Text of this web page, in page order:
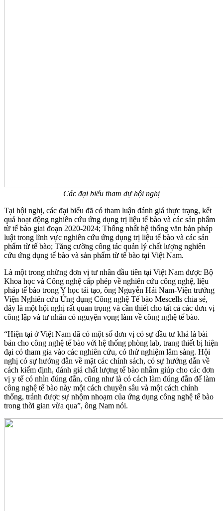
Các đại biểu tham dự hội nghị
Tại hội nghị, các đại biểu đã có tham luận đánh giá thực trạng, kết
quả hoạt động nghiên cứu ứng dụng trị liệu tế bào và các sản phẩm
từ tế bào giai đoạn 2020-2024; Thống nhất hệ thống văn bản pháp
luật trong lĩnh vực nghiên cứu ứng dụng trị liệu tế bào và các sản
phẩm từ tế bào; Tăng cường công tác quản lý chất lượng nghiên
cứu ứng dụng tế bào và sản phẩm từ tế bào tại Việt Nam.
Là một trong những đơn vị tư nhân đầu tiên tại Việt Nam được Bộ
Khoa học và Công nghệ cấp phép về nghiên cứu công nghệ, liệu
pháp tế bào trong Y học tái tạo, ông Nguyễn Hải Nam-Viện trưởng
Viện Nghiên cứu Ứng dụng Công nghệ Tế bào Mescells chia sẻ,
đây là một hội nghị rất quan trọng và cần thiết cho tất cả các đơn vị
công lập và tư nhân có nguyện vọng làm về công nghệ tế bào.
“Hiện tại ở Việt Nam đã có một số đơn vị có sự đầu tư khá là bài
bản cho công nghệ tế bào với hệ thống phòng lab, trang thiết bị hiện
đại có tham gia vào các nghiên cứu, có thử nghiệm lâm sàng. Hội
nghị có sự hướng dẫn về mặt các chính sách, có sự hướng dẫn về
cách kiểm định, đánh giá chất lượng tế bào nhằm giúp cho các đơn
vị y tế có nhìn đúng đắn, cũng như là có cách làm đúng đắn để làm
công nghệ tế bào này một cách chuyên sâu và một cách chính
thống, tránh được sự nhộm nhoạm của ứng dụng công nghệ tế bào
trong thời gian vừa qua”, ông Nam nói.